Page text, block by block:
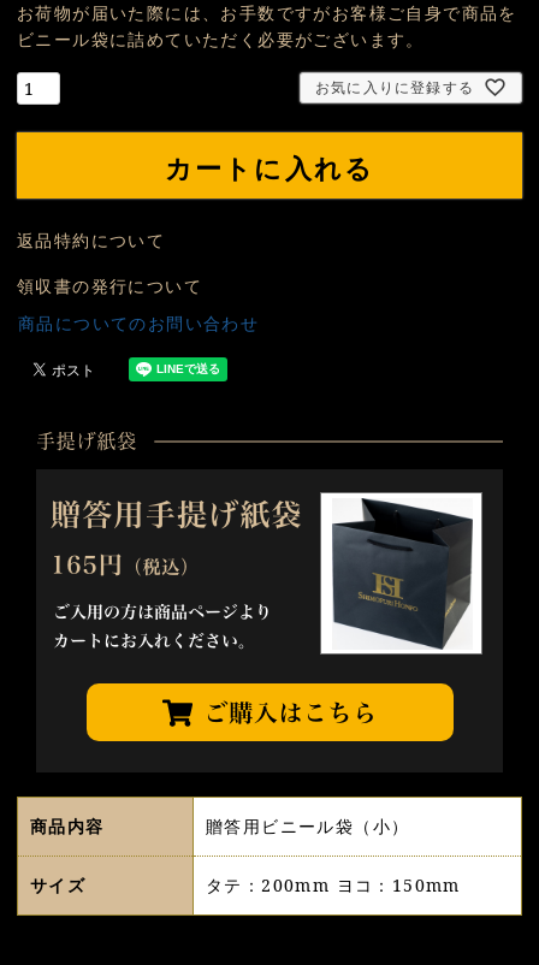
お荷物が届いた際には、お手数ですがお客様ご自身で商品を
ビニール袋に詰めていただく必要がございます。
お気に入りに登録する
カートに入れる
返品特約について
領収書の発行について
商品についてのお問い合わせ
商品内容 贈答用ビニール袋（小）
サイズ タテ：200mm ヨコ：150mm